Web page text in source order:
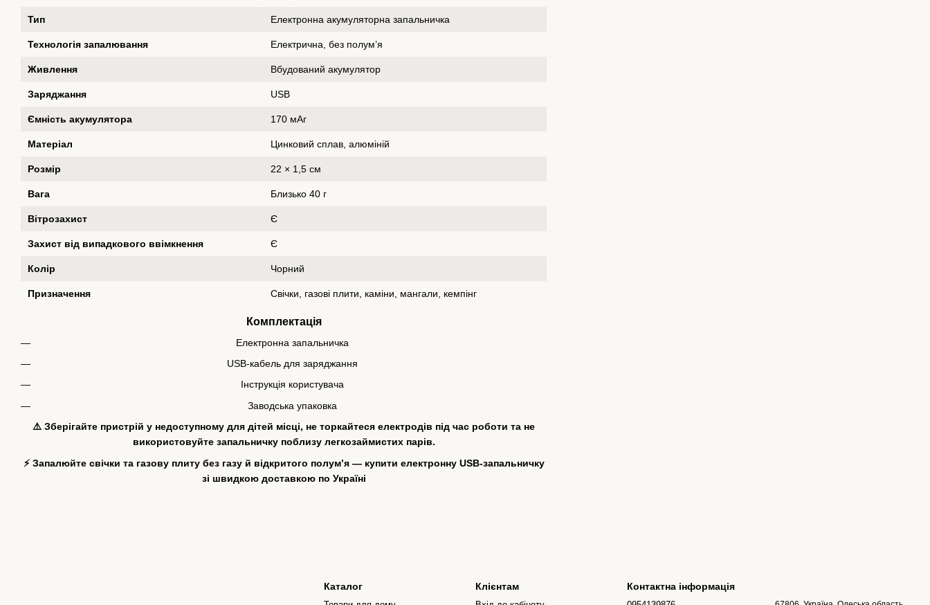
Тип Електронна акумуляторна запальничка
Технологія запалювання Електрична, без полум’я
Живлення Вбудований акумулятор
Заряджання USB
Ємність акумулятора 170 мАг
Матеріал Цинковий сплав, алюміній
Розмір 22 × 1,5 см
Вага Близько 40 г
Вітрозахист Є
Захист від випадкового ввімкнення Є
Колір Чорний
Призначення Свічки, газові плити, каміни, мангали, кемпінг
Комплектація
Електронна запальничка
USB-кабель для заряджання
Інструкція користувача
Заводська упаковка
⚠️ Зберігайте пристрій у недоступному для дітей місці, не торкайтеся електродів під час роботи та не
використовуйте запальничку поблизу легкозаймистих парів.
⚡ Запалюйте свічки та газову плиту без газу й відкритого полум’я — купити електронну USB-запальничку
зі швидкою доставкою по Україні
Каталог Клієнтам Контактна інформація